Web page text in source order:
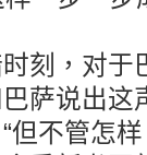
刻，对于
萨说出这
但不管怎